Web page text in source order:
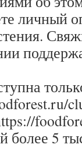
личный
более 5